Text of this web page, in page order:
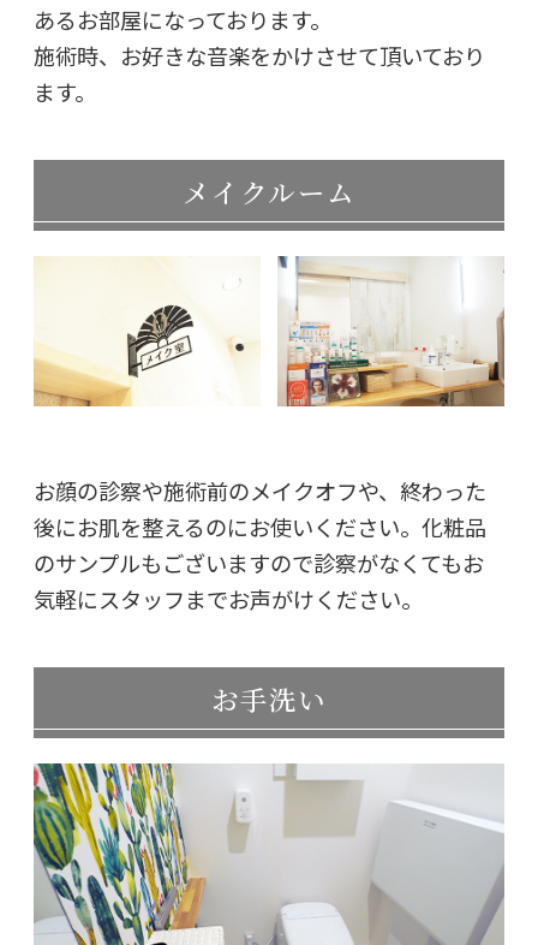
あるお部屋になっております。
施術時、お好きな音楽をかけさせて頂いており
ます。
メイクルーム
お顔の診察や施術前のメイクオフや、終わった
後にお肌を整えるのにお使いください。化粧品
のサンプルもございますので診察がなくてもお
気軽にスタッフまでお声がけください。
お手洗い